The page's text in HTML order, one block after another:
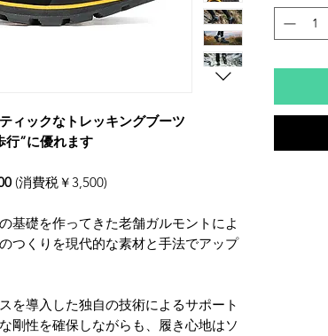
ィックなトレッキングブーツ
行”に優れます
(消費税￥3,500)
基礎を作ってきた老舗ガルモントによ
つくりを現代的な素材と手法でアップ
を導入した独自の技術によるサポート
剛性を確保しながらも、履き心地はソ